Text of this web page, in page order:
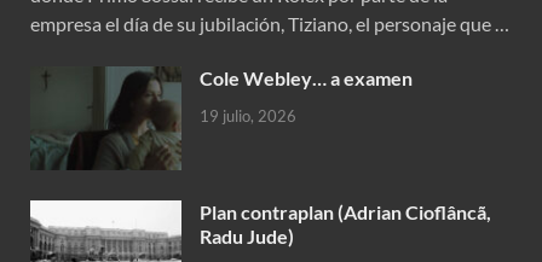
empresa el día de su jubilación, Tiziano, el personaje que …
Cole Webley… a examen
19 julio, 2026
Plan contraplan (Adrian Cioflâncã,
Radu Jude)